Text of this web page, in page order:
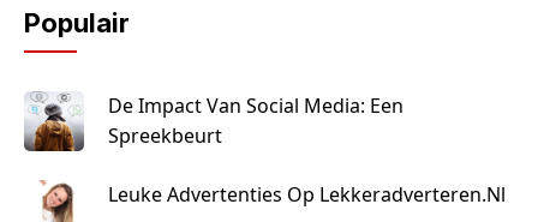
Populair
De Impact Van Social Media: Een
Spreekbeurt
Leuke Advertenties Op Lekkeradverteren.nl